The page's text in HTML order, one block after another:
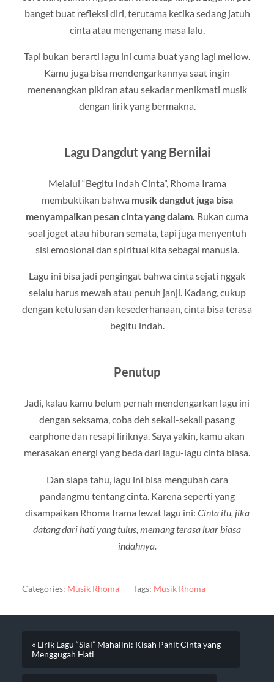
banget buat refleksi diri, terutama ketika sedang jatuh
cinta atau mengenang masa lalu.
Tapi bukan berarti lagu ini cuma buat yang lagi mellow.
Kamu juga bisa mendengarkannya saat ingin
menenangkan pikiran atau sekadar menikmati musik
dengan lirik yang bermakna.
Lagu Dangdut yang Bernilai
Melalui “Begitu Indah Cinta”, Rhoma Irama
membuktikan bahwa musik dangdut juga bisa
menyampaikan pesan cinta yang dalam. Bukan cuma
soal joget atau hiburan semata, tapi juga menyentuh
sisi emosional dan spiritual kita sebagai manusia.
Lagu ini bisa jadi pengingat bahwa cinta sejati nggak
selalu harus mewah atau penuh janji. Kadang, cukup
dengan ketulusan dan kesederhanaan, cinta bisa terasa
begitu indah.
Penutup
Jadi, kalau kamu belum pernah mendengarkan lagu ini
dengan seksama, coba deh sekali-sekali pasang
earphone dan resapi liriknya. Saya yakin, kamu akan
merasakan energi yang beda dari lagu-lagu cinta biasa.
Dan siapa tahu, lagu ini bisa mengubah cara
pandangmu tentang cinta. Karena seperti yang
disampaikan Rhoma Irama lewat lagu ini: Cinta itu, jika
datang dari hati yang tulus, memang terasa luar biasa
indahnya.
Categories: Musik Rhoma Tags: Musik Rhoma
« Lirik Lagu “Sial” Mahalini: Kisah Pahit Cinta yang
Menggugah Hati